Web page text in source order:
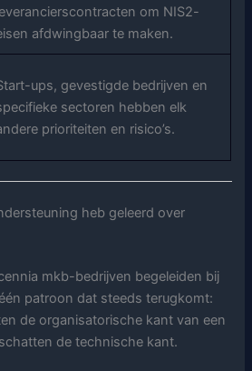
om NIS2-
afdwingbaar te maken.
ups, gevestigde bedrijven en
sectoren hebben elk
prioriteiten en risico’s.
heb geleerd over
mkb-bedrijven begeleiden bij
patroon dat steeds terugkomt:
de organisatorische kant van een
de technische kant.